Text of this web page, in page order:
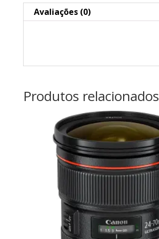
Avaliações (0)
Produtos relacionados